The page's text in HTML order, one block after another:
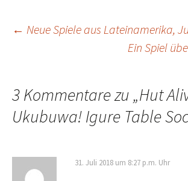
← Neue Spiele aus Lateinamerika,
Ein Spiel
3 Kommentare zu „Hut
Ukubuwa! Igure Table
31. Juli 2018 um 8:27 p.m. Uhr